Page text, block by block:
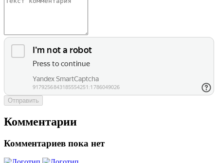
Отправить
Комментарии
Комментариев пока нет